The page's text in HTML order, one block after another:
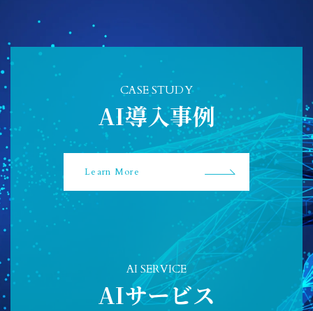
CASE STUDY
AI導入事例
Learn More
AI SERVICE
AIサービス